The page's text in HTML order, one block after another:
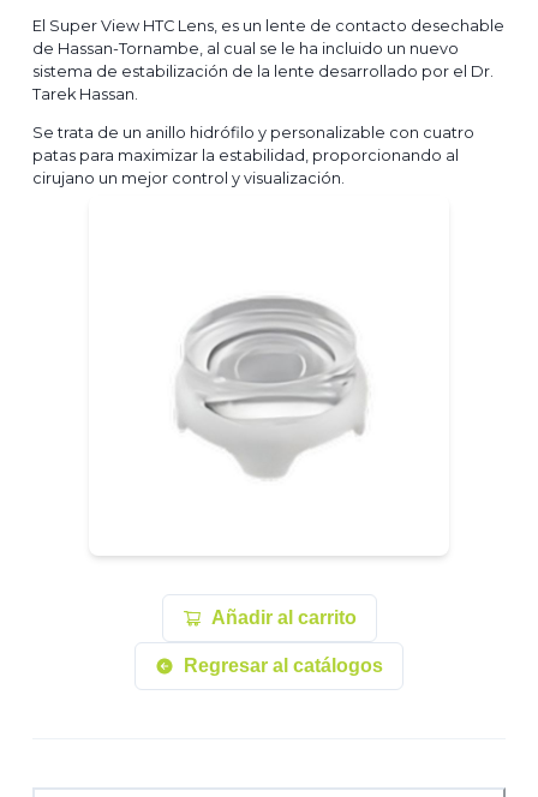
El Super View HTC Lens, es un lente de contacto desechable
de Hassan-Tornambe, al cual se le ha incluido un nuevo
sistema de estabilización de la lente desarrollado por el Dr.
Tarek Hassan.
Se trata de un anillo hidrófilo y personalizable con cuatro
patas para maximizar la estabilidad, proporcionando al
cirujano un mejor control y visualización.
Añadir al carrito
Regresar al catálogos